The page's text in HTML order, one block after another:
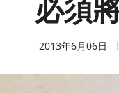
須將
2013年6月06日